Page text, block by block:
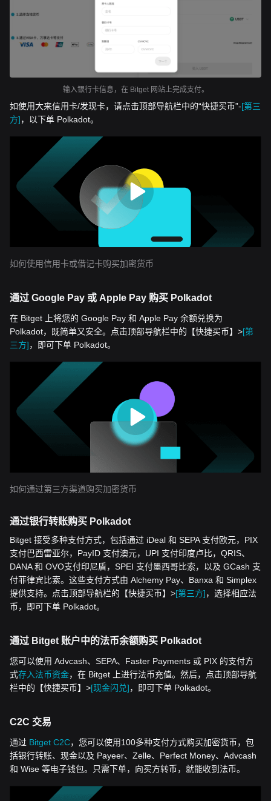
输入银行卡信息，在 Bitget 网站上完成支付。
如使用大来信用卡/发现卡，请点击顶部导航栏中的“快捷买币”-[第三
方]，以下单 Polkadot。
如何使用信用卡或借记卡购买加密货币
通过 Google Pay 或 Apple Pay 购买 Polkadot
在 Bitget 上将您的 Google Pay 和 Apple Pay 余额兑换为
Polkadot，既简单又安全。点击顶部导航栏中的【快捷买币】>[第
三方]，即可下单 Polkadot。
如何通过第三方渠道购买加密货币
通过银行转账购买 Polkadot
Bitget 接受多种支付方式，包括通过 iDeal 和 SEPA 支付欧元，PIX
支付巴西雷亚尔，PayID 支付澳元，UPI 支付印度卢比，QRIS、
DANA 和 OVO支付印尼盾，SPEI 支付墨西哥比索，以及 GCash 支
付菲律宾比索。这些支付方式由 Alchemy Pay、Banxa 和 Simplex
提供支持。点击顶部导航栏的【快捷买币】>[第三方]，选择相应法
币，即可下单 Polkadot。
通过 Bitget 账户中的法币余额购买 Polkadot
您可以使用 Advcash、SEPA、Faster Payments 或 PIX 的支付方
式存入法币资金，在 Bitget 上进行法币充值。然后，点击顶部导航
栏中的【快捷买币】>[现金闪兑]，即可下单 Polkadot。
C2C 交易
通过 Bitget C2C，您可以使用100多种支付方式购买加密货币，包
括银行转账、现金以及 Payeer、Zelle、Perfect Money、Advcash
和 Wise 等电子钱包。只需下单，向买方转币，就能收到法币。